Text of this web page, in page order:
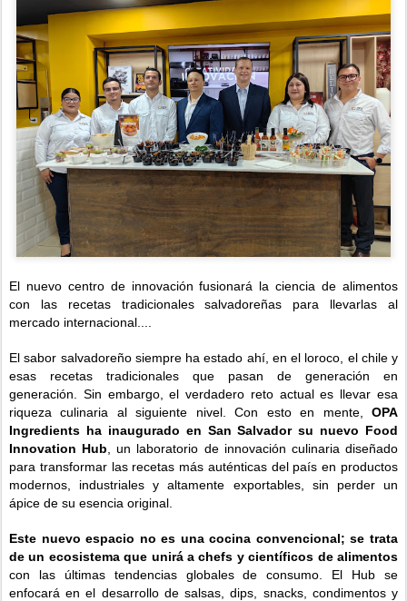
El nuevo centro de innovación fusionará la ciencia de alimentos
con las recetas tradicionales salvadoreñas para llevarlas al
mercado internacional....
El sabor salvadoreño siempre ha estado ahí, en el loroco, el chile y
esas recetas tradicionales que pasan de generación en
generación. Sin embargo, el verdadero reto actual es llevar esa
riqueza culinaria al siguiente nivel. Con esto en mente, OPA
Ingredients ha inaugurado en San Salvador su nuevo Food
Innovation Hub , un laboratorio de innovación culinaria diseñado
para transformar las recetas más auténticas del país en productos
modernos, industriales y altamente exportables, sin perder un
ápice de su esencia original.
Este nuevo espacio no es una cocina convencional; se trata
de un ecosistema que unirá a chefs y científicos de alimentos
con las últimas tendencias globales de consumo. El Hub se
enfocará en el desarrollo de salsas, dips, snacks, condimentos y